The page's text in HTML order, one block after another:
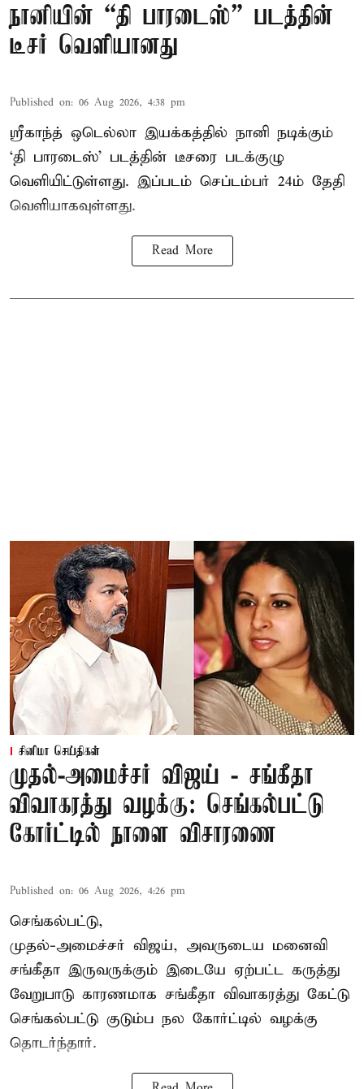
நானியின் “தி பாரடைஸ்” படத்தின்
டீசர் வெளியானது
Published on: 06 Aug 2026, 4:38 pm
ஸ்ரீகாந்த் ஒடெல்லா இயக்கத்தில் நானி நடிக்கும்
‘தி பாரடைஸ்’ படத்தின் டீசரை படக்குழு
வெளியிட்டுள்ளது. இப்படம் செப்டம்பர் 24ம் தேதி
வெளியாகவுள்ளது.
Read More
சினிமா செய்திகள்
முதல்-அமைச்சர் விஜய் - சங்கீதா
விவாகரத்து வழக்கு: செங்கல்பட்டு
கோர்ட்டில் நாளை விசாரணை
Published on: 06 Aug 2026, 4:26 pm
செங்கல்பட்டு,
முதல்-அமைச்சர் விஜய், அவருடைய மனைவி
சங்கீதா இருவருக்கும் இடையே ஏற்பட்ட கருத்து
வேறுபாடு காரணமாக சங்கீதா விவாகரத்து கேட்டு
செங்கல்பட்டு குடும்ப நல கோர்ட்டில் வழக்கு
தொடர்ந்தார்.